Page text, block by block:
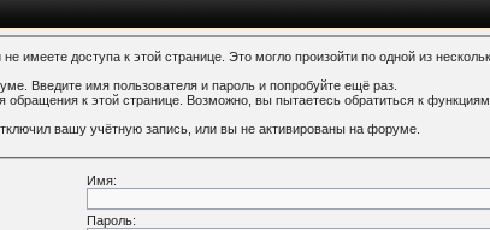
имеете доступа к этой странице. Это могло произойти по одной из
Введите имя пользователя и пароль и попробуйте ещё раз.
обращения к этой странице. Возможно, вы пытаетесь обратиться к
вашу учётную запись, или вы не активированы на форуме.
Имя:
Пароль: